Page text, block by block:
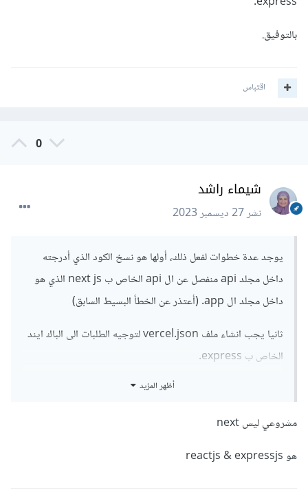
بالتوفيق.
اقتباس
0
شيماء راشد
نشر27 ديسمبر 2023
يوجد عدة خطوات لفعل ذلك، أولها هو نسخ الكود الذي أدرجته
داخل مجلد api منفصل عن ال api الخاص ب next js الذي هو
داخل مجلد ال app. (أعتذر عن الخطأ البسيط السابق)
ثانيا يجب انشاء ملف vercel.json لتوجيه الطلبات الى الباك ايند
الخاص ب express.
express.
أظهر المزيد
مشروعي ليس next
هو reactjs & expressjs